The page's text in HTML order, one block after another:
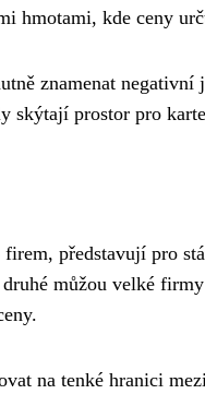
hmotami, kde ceny
znamenat
skýtají prostor pro
představují pro
můžou velké
na tenké hranici